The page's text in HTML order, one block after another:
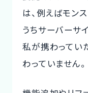
は、例えばモン
うちサーバーサ
私が携わってい
わっていません。